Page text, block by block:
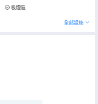
吸煙區
全部設施